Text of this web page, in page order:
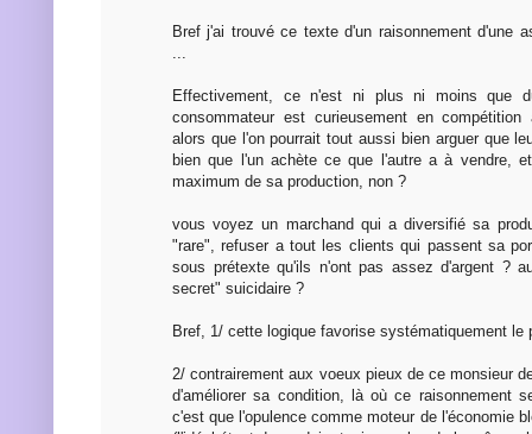
Bref j'ai trouvé ce texte d'un raisonnement d'une
...
Effectivement, ce n'est ni plus ni moins que
consommateur est curieusement en compétition
alors que l'on pourrait tout aussi bien arguer que
bien que l'un achète ce que l'autre a à vendre,
maximum de sa production, non ?
vous voyez un marchand qui a diversifié sa
"rare", refuser a tout les clients qui passent sa
sous prétexte qu'ils n'ont pas assez d'argent ?
secret" suicidaire ?
Bref, 1/ cette logique favorise systématiquement le
2/ contrairement aux voeux pieux de ce monsieur
d'améliorer sa condition, là où ce raisonnement
c'est que l'opulence comme moteur de l'économie